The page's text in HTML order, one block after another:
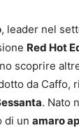
, leader nel
Red Hot
scoprire
da Caffo,
. Nato
di un amaro